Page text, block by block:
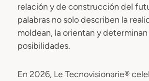
relación y de construcción del
palabras no solo describen la
moldean, la orientan y determinan
posibilidades.
En 2026, Le Tecnovisionarie®